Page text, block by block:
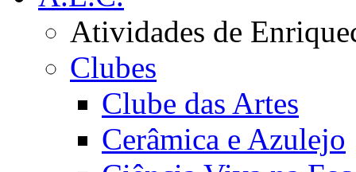
Atividades de
Clubes
Clube das Artes
Cerâmica e Azulejo